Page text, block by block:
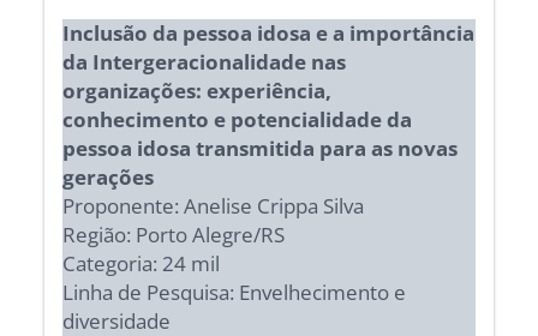
Inclusão da pessoa idosa e a importância
da Intergeracionalidade nas
organizações: experiência,
conhecimento e potencialidade da
pessoa idosa transmitida para as novas
gerações
Proponente: Anelise Crippa Silva
Região: Porto Alegre/RS
Categoria: 24 mil
Linha de Pesquisa: Envelhecimento e
diversidade